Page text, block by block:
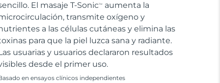
El masaje T-SonicTM
aumenta la
transmite oxígeno y
a las células cutáneas y elimina las
para que la piel luzca sana y radiante.
usuarias y usuarios declararon resultados
desde el primer uso.
en ensayos clínicos independientes